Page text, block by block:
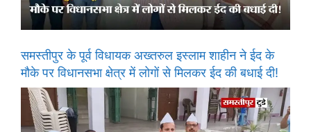
समस्तीपुर के पूर्व विधायक अख्तरुल इस्लाम शाहीन ने ईद के
मौके पर विधानसभा क्षेत्र में लोगों से मिलकर ईद की बधाई दी!